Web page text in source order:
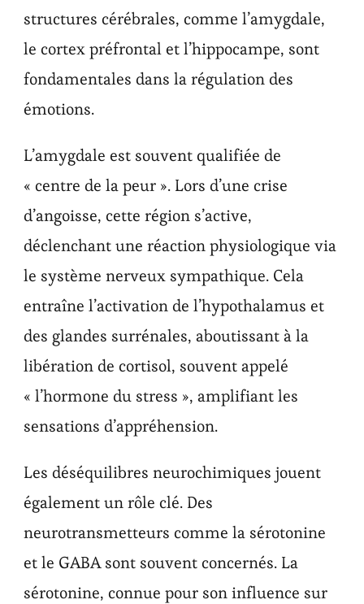
structures cérébrales, comme l’amygdale,
le cortex préfrontal et l’hippocampe, sont
fondamentales dans la régulation des
émotions.
L’amygdale est souvent qualifiée de
« centre de la peur ». Lors d’une crise
d’angoisse, cette région s’active,
déclenchant une réaction physiologique via
le système nerveux sympathique. Cela
entraîne l’activation de l’hypothalamus et
des glandes surrénales, aboutissant à la
libération de cortisol, souvent appelé
« l’hormone du stress », amplifiant les
sensations d’appréhension.
Les déséquilibres neurochimiques jouent
également un rôle clé. Des
neurotransmetteurs comme la sérotonine
et le GABA sont souvent concernés. La
sérotonine, connue pour son influence sur